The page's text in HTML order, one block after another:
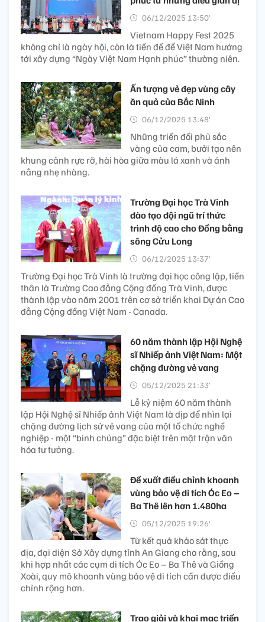
06/12/2025 13:50’
Vietnam Happy Fest 2025
không chỉ là ngày hội, còn là tiền đề để Việt Nam hướng
tới xây dựng “Ngày Việt Nam Hạnh phúc” thường niên.
Ấn tượng vẻ đẹp vùng cây
ăn quả của Bắc Ninh
06/12/2025 13:48’
Những triền đồi phủ sắc
vàng của cam, bưởi tạo nên
khung cảnh rực rỡ, hài hòa giữa màu lá xanh và ánh
nắng nhẹ nhàng.
Trường Đại học Trà Vinh
đào tạo đội ngũ trí thức
trình độ cao cho Đồng bằng
sông Cửu Long
06/12/2025 13:37’
Trường Đại học Trà Vinh là trường đại học công lập, tiền
thân là Trường Cao đẳng Cộng đồng Trà Vinh, được
thành lập vào năm 2001 trên cơ sở triển khai Dự án Cao
đẳng Cộng đồng Việt Nam - Canada.
60 năm thành lập Hội Nghệ
sĩ Nhiếp ảnh Việt Nam: Một
chặng đường vẻ vang
05/12/2025 21:33’
Lễ kỷ niệm 60 năm thành
lập Hội Nghệ sĩ Nhiếp ảnh Việt Nam là dịp để nhìn lại
chặng đường lịch sử vẻ vang của một tổ chức nghề
nghiệp - một “binh chủng” đặc biệt trên mặt trận văn
hóa tư tưởng.
Đề xuất điều chỉnh khoanh
vùng bảo vệ di tích Óc Eo –
Ba Thê lên hơn 1.480ha
05/12/2025 19:26’
Từ kết quả khảo sát thực
địa, đại diện Sở Xây dựng tỉnh An Giang cho rằng, sau
khi hợp nhất các cụm di tích Óc Eo – Ba Thê và Giồng
Xoài, quy mô khoanh vùng bảo vệ di tích cần được điều
chỉnh rộng hơn.
Trao giải và khai mạc triển